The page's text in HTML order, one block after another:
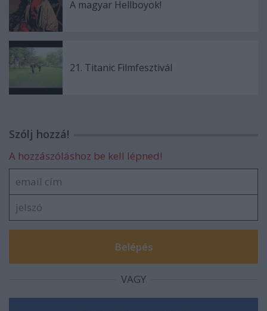
A magyar Hellboyok!
21. Titanic Filmfesztivál
Szólj hozzá!
A hozzászóláshoz be kell lépned!
VAGY